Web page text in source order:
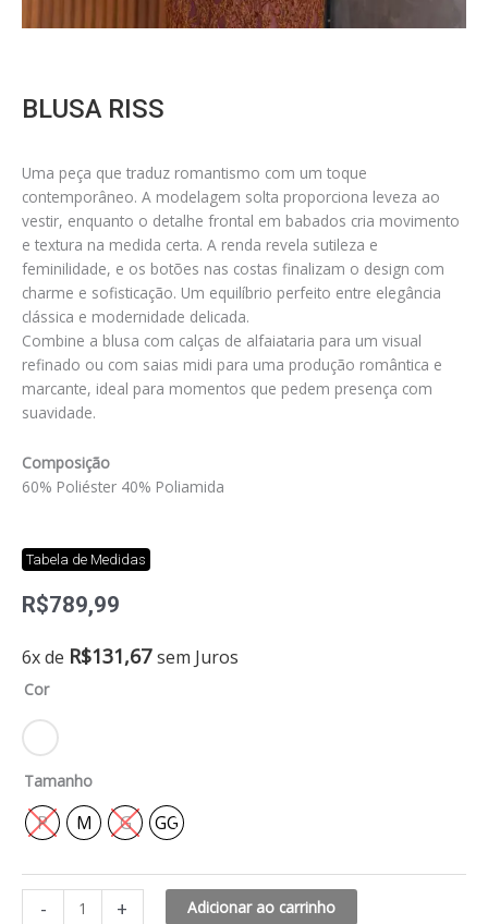
BLUSA RISS
Uma peça que traduz romantismo com um toque
contemporâneo. A modelagem solta proporciona leveza ao
vestir, enquanto o detalhe frontal em babados cria movimento
e textura na medida certa. A renda revela sutileza e
feminilidade, e os botões nas costas finalizam o design com
charme e sofisticação. Um equilíbrio perfeito entre elegância
clássica e modernidade delicada.
Combine a blusa com calças de alfaiataria para um visual
refinado ou com saias midi para uma produção romântica e
marcante, ideal para momentos que pedem presença com
suavidade.
Composição
60% Poliéster 40% Poliamida
Tabela de Medidas
R$789,99
6x de R$131,67 sem Juros
Cor
Tamanho
P M G GG
-
Blusa
quantidade
+ Adicionar ao carrinho